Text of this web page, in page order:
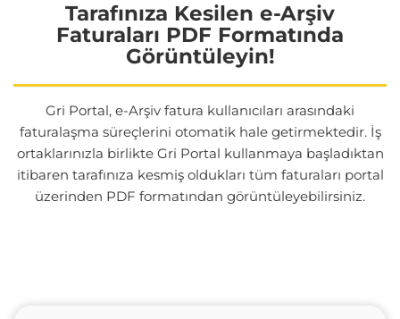
Tarafınıza Kesilen e-Arşiv
Faturaları PDF Formatında
Görüntüleyin!
Gri Portal, e-Arşiv fatura kullanıcıları arasındaki
faturalaşma süreçlerini otomatik hale getirmektedir. İş
ortaklarınızla birlikte Gri Portal kullanmaya başladıktan
itibaren tarafınıza kesmiş oldukları tüm faturaları portal
üzerinden PDF formatından görüntüleyebilirsiniz.